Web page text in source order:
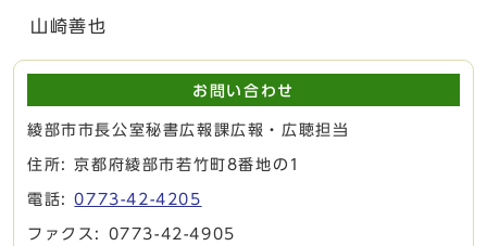
山崎善也
お問い合わせ
綾部市市長公室秘書広報課広報・広聴担当
住所: 京都府綾部市若竹町8番地の1
電話:0773-42-4205
ファクス: 0773-42-4905